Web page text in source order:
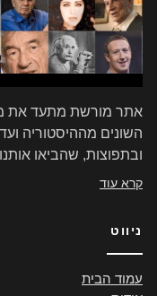
אתר מורשת מתעד את
השונים מההיסטוריה
ובתפוצות, שהביאו
קרא עוד
ניווט
עמוד הבית